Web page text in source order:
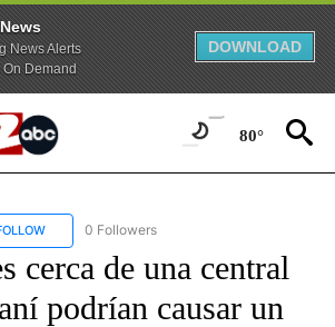
News Alerts
Demand
DOWNLOAD
80°
FOLLOW "CNN SPANISH" TO RECEIVE
0 Followers
cerca de una central
podrían causar un